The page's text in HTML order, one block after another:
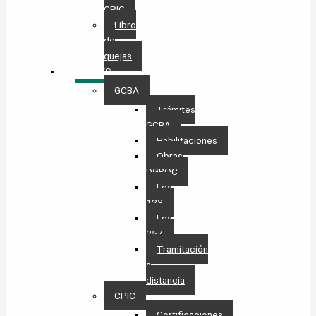
CPIC
Libro
de
quejas
TRÁMITES
GCBA
Trámites
GCBA
Habilitaciones
Obras
DGROC
Ley
123
Ley
257
Tramitación
a
distancia
CPIC